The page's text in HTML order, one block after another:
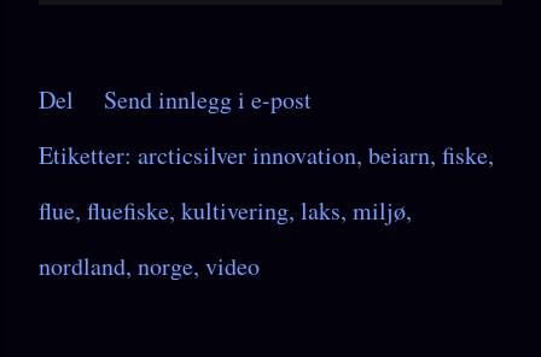
Del
Send innlegg i e-post
Etiketter: arcticsilver innovation beiarn fiske
flue fluefiske kultivering laks miljø
nordland norge video